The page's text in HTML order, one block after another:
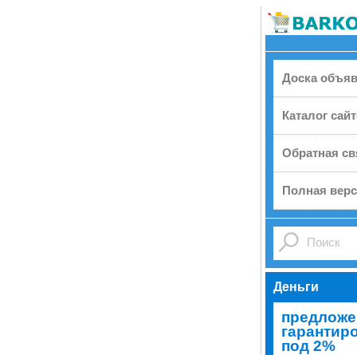
Доска
Каталог
Обратная
Полная
Деньги
под 2%